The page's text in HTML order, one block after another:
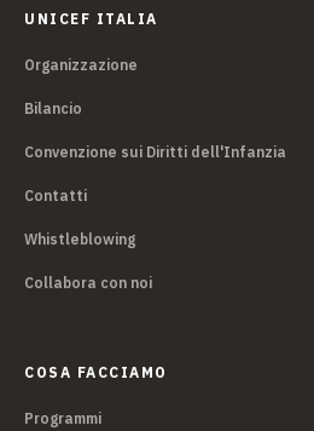
UNICEF ITALIA
Organizzazione
Bilancio
Convenzione sui Diritti dell'Infanzia
Contatti
Whistleblowing
Collabora con noi
COSA FACCIAMO
Programmi